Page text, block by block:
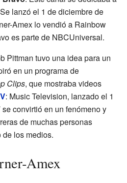
lanzó el 1 de diciembre de
Amex lo vendió a Rainbow
es parte de NBCUniversal.
Pittman tuvo una idea para un
en un programa de
Clips, que mostraba videos
: Music Television, lanzado el 1
convirtió en un fenómeno y
de muchas personas
de los medios.
Amex